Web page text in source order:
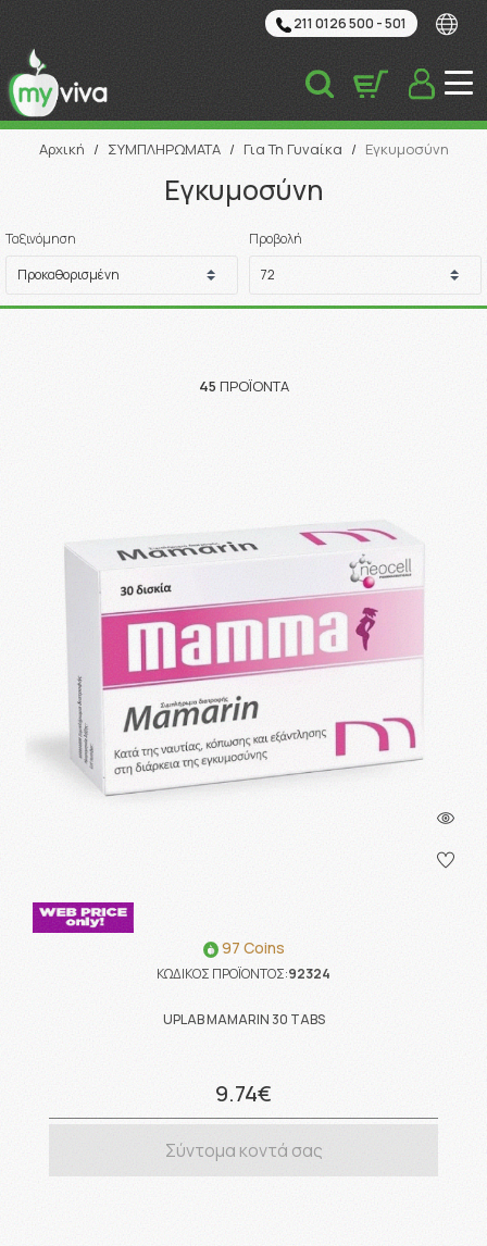
211 0126 500 - 501
Αναζήτηση
Αρχική / ΣΥΜΠΛΗΡΩΜΑΤΑ / Για Τη Γυναίκα / Εγκυμοσύνη
Εγκυμοσύνη
Ταξινόμηση Προβολή
45 ΠΡΟΪΌΝΤΑ
97 Coins
ΚΩΔΙΚΟΣ ΠΡΟΪΟΝΤΟΣ:92324
UPLAB MAMARIN 30 TABS
9.74€
Σύντομα κοντά σας